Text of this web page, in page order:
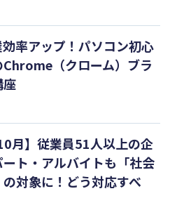
率アップ！パソコン初心
（クローム）ブラ
座
月】従業員51人以上の企
ト・アルバイトも「社会
対象に！どう対応すべ